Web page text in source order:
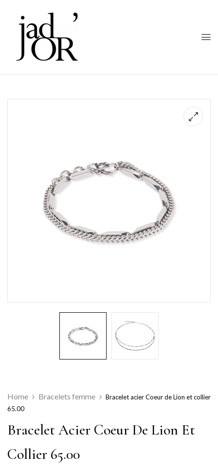
Home Bracelets femme
Bracelet acier Coeur de Lion et collier
65.00
Bracelet Acier Coeur De Lion Et
Collier 65.00